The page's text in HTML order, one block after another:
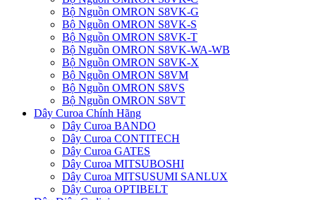
Bộ Nguồn OMRON S8VK-G
Bộ Nguồn OMRON S8VK-S
Bộ Nguồn OMRON S8VK-T
Bộ Nguồn OMRON S8VK-WA-WB
Bộ Nguồn OMRON S8VK-X
Bộ Nguồn OMRON S8VM
Bộ Nguồn OMRON S8VS
Bộ Nguồn OMRON S8VT
Dây Curoa Chính Hãng
Dây Curoa BANDO
Dây Curoa CONTITECH
Dây Curoa GATES
Dây Curoa MITSUBOSHI
Dây Curoa MITSUSUMI SANLUX
Dây Curoa OPTIBELT